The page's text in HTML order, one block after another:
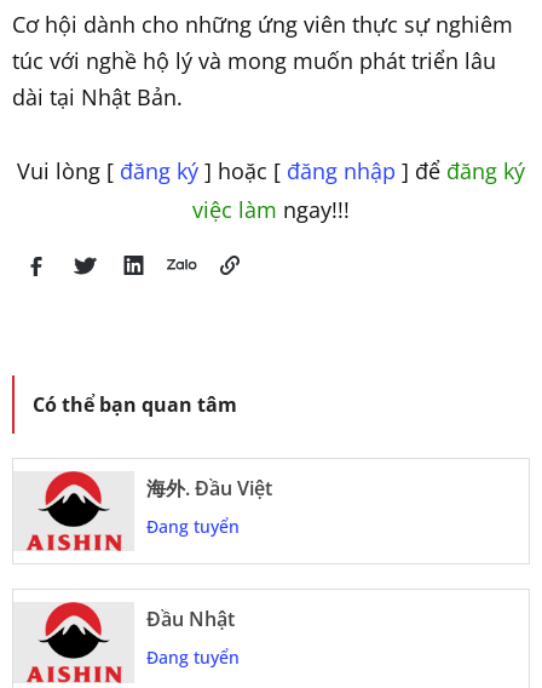
Cơ hội dành cho những ứng viên thực sự nghiêm
túc với nghề hộ lý và mong muốn phát triển lâu
dài tại Nhật Bản.
Vui lòng [ đăng ký ] hoặc [ đăng nhập ] để đăng ký
việc làm ngay!!!
Có thể bạn quan tâm
海外. Đầu Việt
Đang tuyển
Đầu Nhật
Đang tuyển